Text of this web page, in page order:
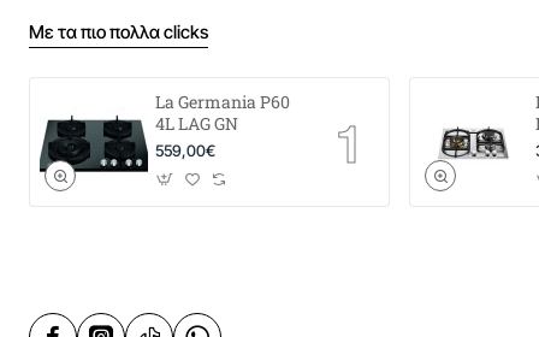
Με τα πιο πολλα clicks
La Germania P60
4L LAG GN
559,00€